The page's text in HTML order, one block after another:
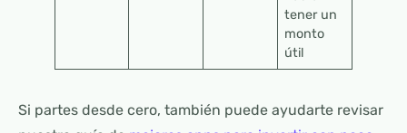
tener un
monto
útil
Si partes desde cero, también puede ayudarte revisar